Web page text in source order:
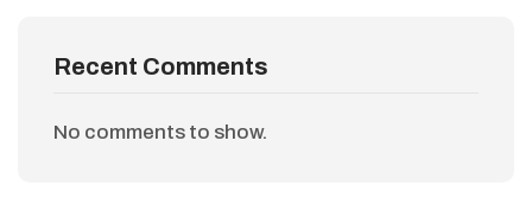
Recent Comments
No comments to show.